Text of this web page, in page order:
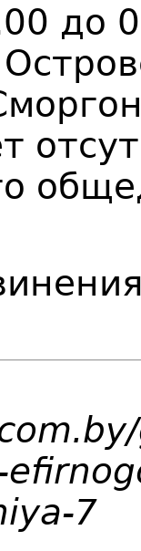
до
7